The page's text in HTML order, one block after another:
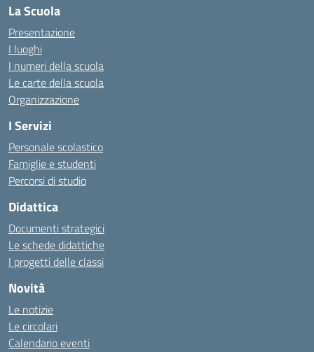
La Scuola
Presentazione
I luoghi
I numeri della scuola
Le carte della scuola
Organizzazione
I Servizi
Personale scolastico
Famiglie e studenti
Percorsi di studio
Didattica
Documenti strategici
Le schede didattiche
I progetti delle classi
Novità
Le notizie
Le circolari
Calendario eventi